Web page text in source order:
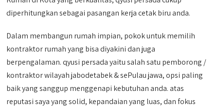
diperhitungkan sebagai pasangan kerja cetak biru anda.
Dalam membangun rumah impian, pokok untuk memilih
kontraktor rumah yang bisa diyakini dan juga
berpengalaman. qyusi persada yaitu salah satu pemborong /
kontraktor wilayah jabodetabek & sePulau jawa, opsi paling
baik yang sanggup menggenapi kebutuhan anda. atas
reputasi saya yang solid, kepandaian yang luas, dan fokus